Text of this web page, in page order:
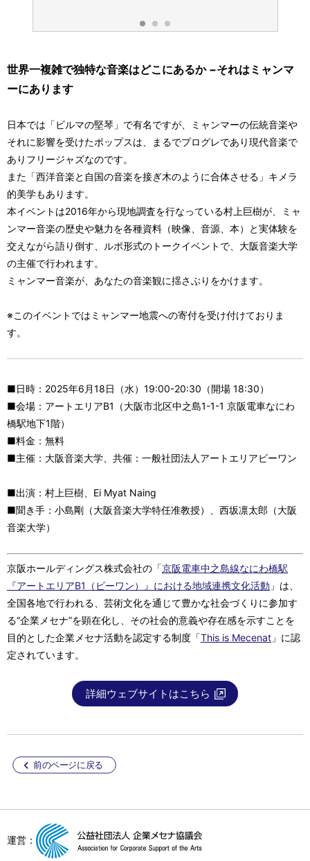
世界一複雑で独特な音楽はどこにあるか −それはミャンマ
ーにあります
日本では「ビルマの堅琴」で有名ですが、ミャンマーの伝統音楽や
それに影響を受けたポップスは、まるでプログレであり現代音楽で
ありフリージャズなのです。
また「西洋音楽と自国の音楽を接ぎ木のように合体させる」キメラ
的美学もあります。
本イベントは2016年から現地調査を行なっている村上巨樹が、ミャ
ンマー音楽の歴史や魅力を各種資料（映像、音源、本）と実体験を
交えながら語り倒す、ルポ形式のトークイベントで、大阪音楽大学
の主催で行われます。
ミャンマー音楽が、あなたの音楽観に揺さぶりをかけます。
※このイベントではミャンマー地震への寄付を受け付けておりま
す。
■日時：2025年6月18日（水）19:00-20:30（開場 18:30）
■会場：アートエリアB1（大阪市北区中之島1-1-1 京阪電車なにわ
橋駅地下1階）
■料金：無料
■主催：大阪音楽大学、共催：一般社団法人アートエリアビーワン
■出演：村上巨樹、Ei Myat Naing
■聞き手：小島剛（大阪音楽大学特任准教授）、西坂凛太郎（大阪
音楽大学）
京阪ホールディングス株式会社の「京阪電車中之島線なにわ橋駅
『アートエリアB1（ビーワン）』における地域連携文化活動 」は、
全国各地で行われる、芸術文化を通じて豊かな社会づくりに参加す
る“企業メセナ”を顕在化し、その社会的意義や存在感を示すことを
目的とした企業メセナ活動を認定する制度「This is Mecenat 」に認
定されています。
詳細ウェブサイトはこちら
前のページに戻る
運営：